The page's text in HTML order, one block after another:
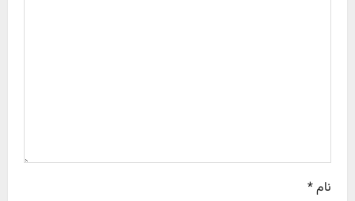
نام*